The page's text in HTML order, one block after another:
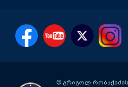
© გრიგოლ რობაქიძის